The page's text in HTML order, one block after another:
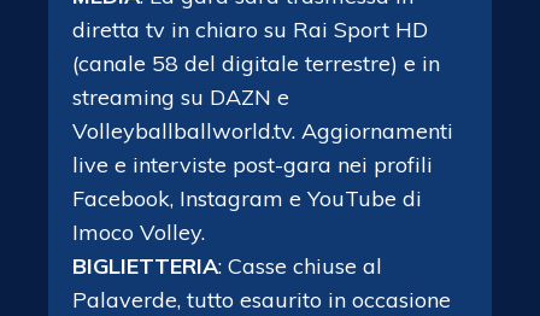
diretta tv in chiaro su Rai Sport HD
(canale 58 del digitale terrestre) e in
streaming su DAZN e
Volleyballballworld.tv. Aggiornamenti
live e interviste post-gara nei profili
Facebook, Instagram e YouTube di
Imoco Volley.
BIGLIETTERIA: Casse chiuse al
Palaverde, tutto esaurito in occasione